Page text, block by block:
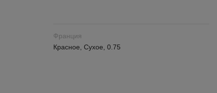
Франция
Красное, Сухое, 0.75